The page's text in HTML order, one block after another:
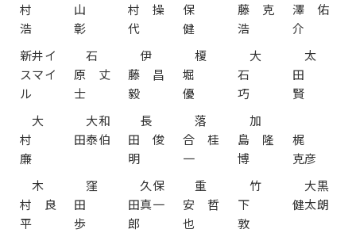
村
浩
山
彰
村 操
代
保
健
藤 克
浩
澤 佑
介
新井イ
スマイ
ル
石
原 丈
士
伊
藤 昌
毅
榎
堀
優
大
石
巧
太
田
賢
大
村
廉
大和
田泰伯
長
田 俊
明
落
合 桂
一
加
島 隆
博
梶
克彦
木
村 良
平
窪
田
歩
久保
田真一
郎
重
安 哲
也
竹
下
敦
大黒
健太朗